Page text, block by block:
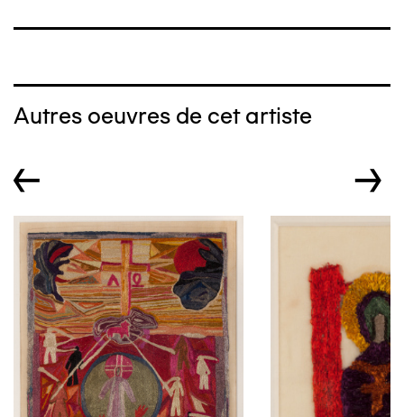
Autres oeuvres de cet artiste
← →